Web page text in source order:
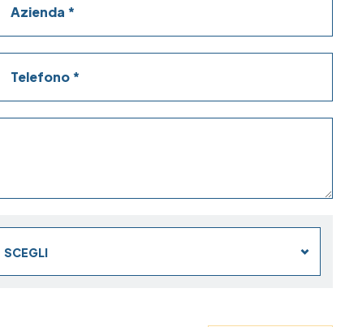
SCEGLI